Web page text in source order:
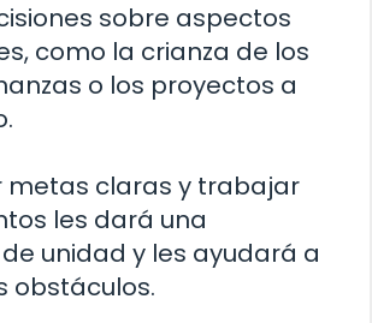
sobre aspectos
como la crianza de los
o los proyectos a
metas claras y trabajar
les dará una
unidad y les ayudará a
obstáculos.